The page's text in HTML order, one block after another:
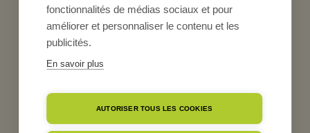
fonctionnalités de médias sociaux et pour
améliorer et personnaliser le contenu et les
publicités.
En savoir plus
AUTORISER TOUS LES COOKIES